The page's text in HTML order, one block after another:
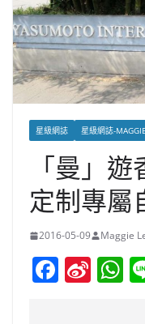
星級網誌 星級網誌-
「曼」
定制專屬
2016-05-09 Maggie
F Si